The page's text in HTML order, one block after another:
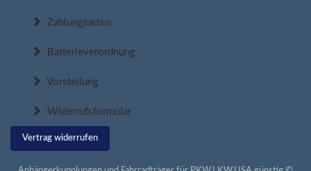
Zahlungsarten
Batterieverordnung
Vorstellung
Widerrufsformular
Vertrag widerrufen